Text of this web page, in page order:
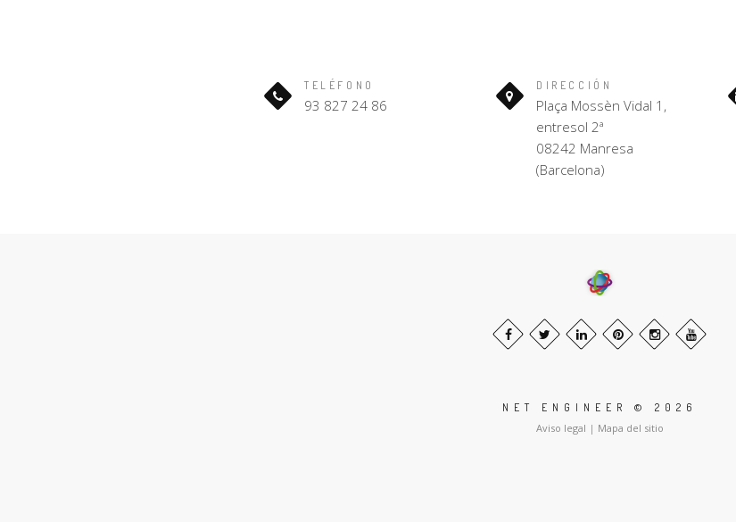
TELÉFONO
93 827 24 86
DIRECCIÓN
Plaça Mossèn Vidal 1,
entresol 2ª
08242 Manresa
(Barcelona)
NET ENGINEER © 2026
Aviso legal | Mapa del sitio